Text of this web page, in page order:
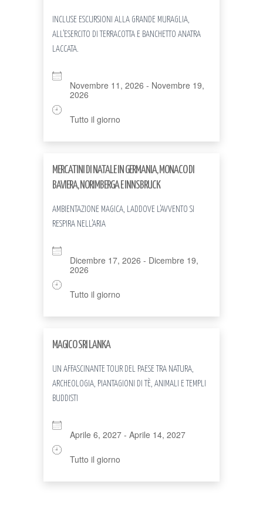
INCLUSE ESCURSIONI ALLA GRANDE MURAGLIA,
ALL’ESERCITO DI TERRACOTTA E BANCHETTO ANATRA
LACCATA.
Novembre 11, 2026 - Novembre 19,
2026
Tutto il giorno
MERCATINI DI NATALE IN GERMANIA, MONACO DI
BAVIERA, NORIMBERGA E INNSBRUCK
AMBIENTAZIONE MAGICA, LADDOVE L’AVVENTO SI
RESPIRA NELL’ARIA
Dicembre 17, 2026 - Dicembre 19,
2026
Tutto il giorno
MAGICO SRI LANKA
UN AFFASCINANTE TOUR DEL PAESE TRA NATURA,
ARCHEOLOGIA, PIANTAGIONI DI TÈ, ANIMALI E TEMPLI
BUDDISTI
Aprile 6, 2027 - Aprile 14, 2027
Tutto il giorno